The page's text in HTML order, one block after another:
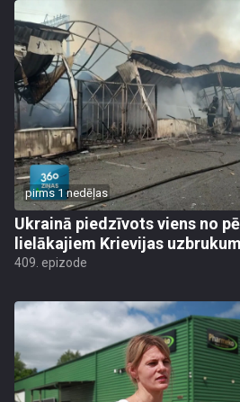
pirms 1 nedēļas
Ukrainā piedzīvots viens no
lielākajiem Krievijas
409. epizode